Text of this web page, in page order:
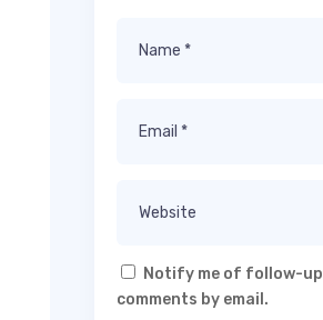
Notify me of follow-up
comments by email.